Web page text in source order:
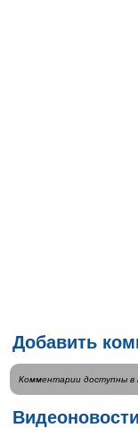
Добавить
Комментарии доступны в
Видеоновости